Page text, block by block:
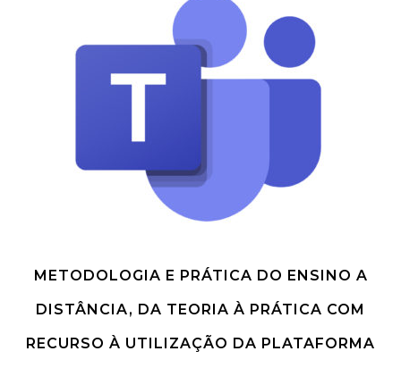
METODOLOGIA E PRÁTICA DO ENSINO A
DISTÂNCIA, DA TEORIA À PRÁTICA COM
RECURSO À UTILIZAÇÃO DA PLATAFORMA